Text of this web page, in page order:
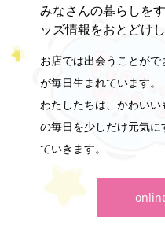
みなさんの暮らしを
ッズ情報をおとどけし
お店では出会うことが
が毎日生まれています。
わたしたちは、かわい
の毎日を少しだけ元気
ていきます。